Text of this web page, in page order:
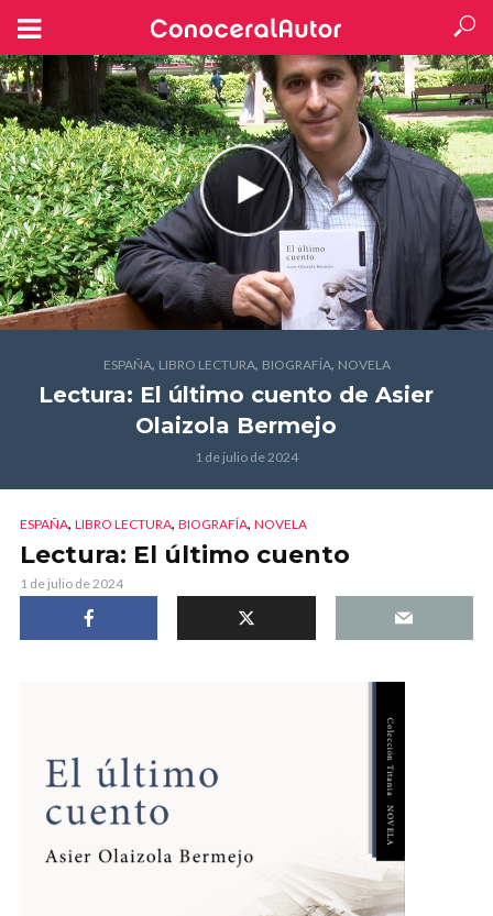
ESPAÑA, LIBRO LECTURA, BIOGRAFÍA, NOVELA
Lectura: El último cuento de Asier
Olaizola Bermejo
1 de julio de 2024
ESPAÑA, LIBRO LECTURA, BIOGRAFÍA, NOVELA
Lectura: El último cuento
1 de julio de 2024